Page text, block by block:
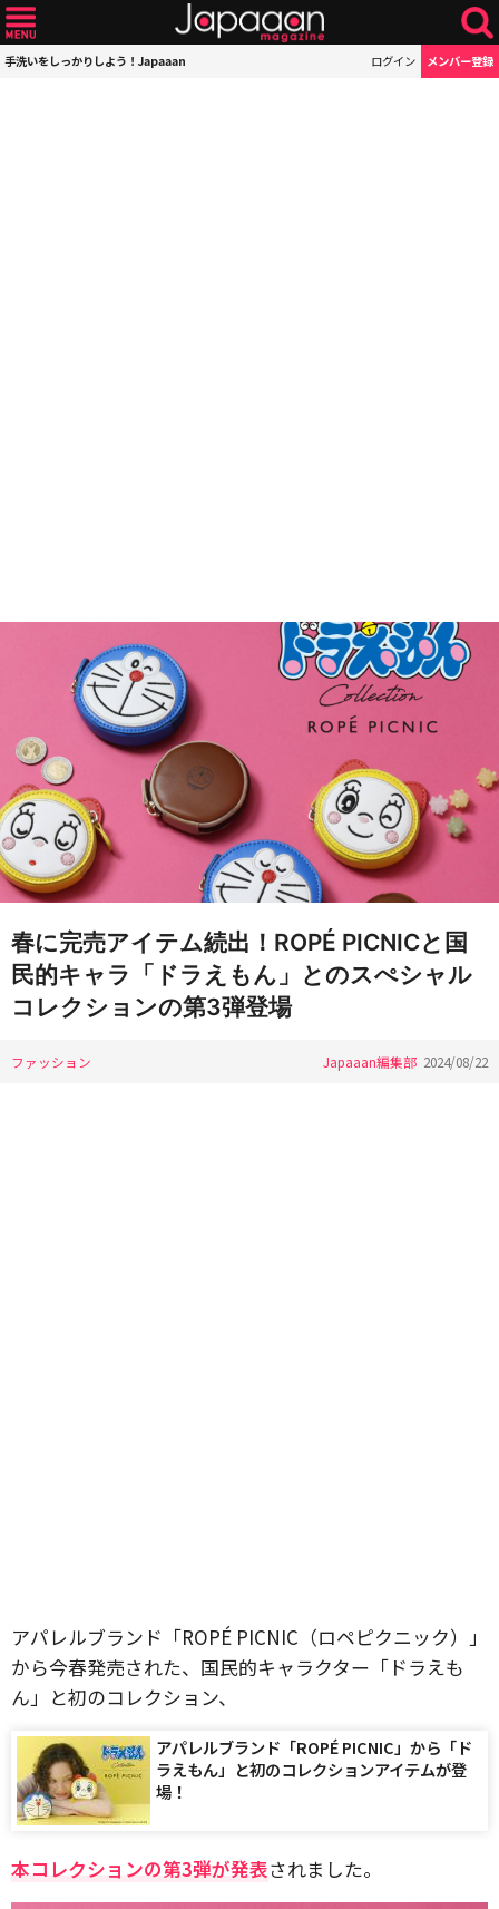
手洗いをしっかりしよう！Japaaan ログイン メンバー登録
春に完売アイテム続出！ROPÉ PICNICと国
民的キャラ「ドラえもん」とのスぺシャル
コレクションの第3弾登場
ファッション Japaaan編集部 2024/08/22
アパレルブランド「ROPÉ PICNIC（ロペピクニック）」
から今春発売された、国民的キャラクター「ドラえも
ん」と初のコレクション、
アパレルブランド「ROPÉ PICNIC」から「ド
ラえもん」と初のコレクションアイテムが登
場！
本コレクションの第3弾が発表されました。